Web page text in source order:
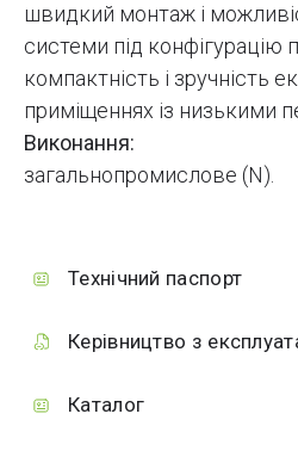
швидкий монтаж і
системи під конфігурацію
компактність і зручність
приміщеннях із низькими
Виконання:
загальнопромислове (N).
Технічний паспорт
Керівництво з
Каталог